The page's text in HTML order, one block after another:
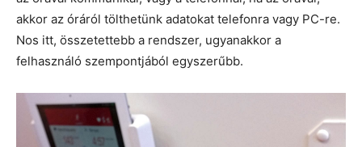
akkor az óráról tölthetünk adatokat telefonra vagy PC-re.
Nos itt, összetettebb a rendszer, ugyanakkor a
felhasználó szempontjából egyszerűbb.